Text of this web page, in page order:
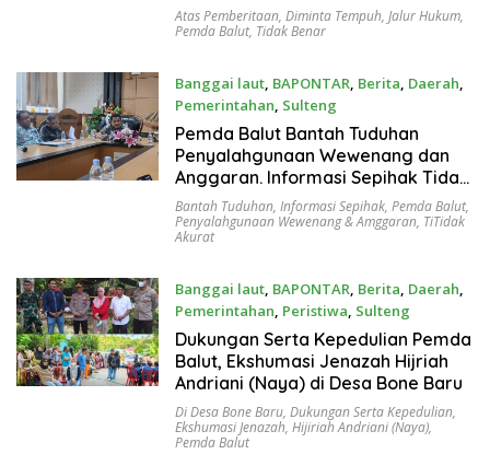
Atas Pemberitaan, Diminta Tempuh, Jalur Hukum,
Pemda Balut, Tidak Benar
Banggai laut, BAPONTAR, Berita, Daerah,
Pemerintahan, Sulteng
Juni 19, 2025
Pemda Balut Bantah Tuduhan
Penyalahgunaan Wewenang dan
Anggaran. Informasi Sepihak Tidak
Akurat
Bantah Tuduhan, Informasi Sepihak, Pemda Balut,
Penyalahgunaan Wewenang & Amggaran, TiTidak
Akurat
Banggai laut, BAPONTAR, Berita, Daerah,
Pemerintahan, Peristiwa, Sulteng
Juni 13, 2025
Dukungan Serta Kepedulian Pemda
Balut, Ekshumasi Jenazah Hijriah
Andriani (Naya) di Desa Bone Baru
Di Desa Bone Baru, Dukungan Serta Kepedulian,
Ekshumasi Jenazah, Hijiriah Andriani (Naya),
Pemda Balut